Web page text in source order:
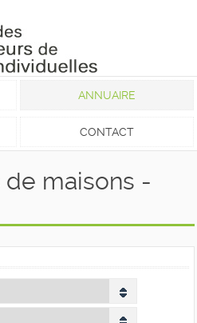
ANNUAIRE
CONTACT
maisons -